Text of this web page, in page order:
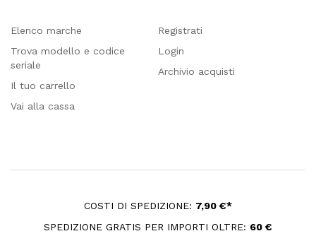
Elenco marche
Trova modello e codice
seriale
Il tuo carrello
Vai alla cassa
Registrati
Login
Archivio acquisti
COSTI DI SPEDIZIONE: 7,90 €*
SPEDIZIONE GRATIS PER IMPORTI OLTRE: 60 €